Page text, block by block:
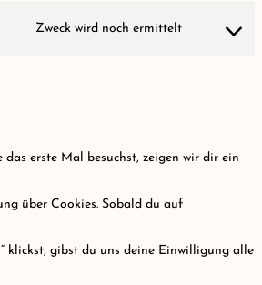
Zweck wird noch ermittelt
das erste Mal besuchst, zeigen wir dir ein
über Cookies. Sobald du auf
klickst, gibst du uns deine Einwilligung alle